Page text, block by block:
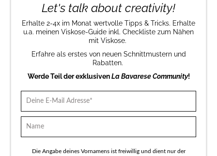
Let's talk about creativity!
Erhalte 2-4x im Monat wertvolle Tipps & Tricks. Erhalte
u.a. meinen Viskose-Guide inkl. Checkliste zum Nähen
mit Viskose.
Erfahre als erstes von neuen Schnittmustern und
Rabatten.
Werde Teil der exklusivenLa Bavarese Community!
Die Angabe deines Vornamens ist freiwillig und dient nur der